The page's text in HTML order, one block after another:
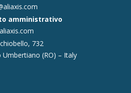
amministrativo
732
Umbertiano (RO) – Italy